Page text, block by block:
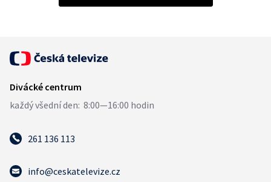
261 136 113
info@ceskatelevize.cz